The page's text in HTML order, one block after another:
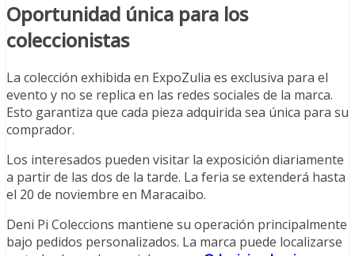
Oportunidad única para los
coleccionistas
La colección exhibida en ExpoZulia es exclusiva para el
evento y no se replica en las redes sociales de la marca.
Esto garantiza que cada pieza adquirida sea única para su
comprador.
Los interesados pueden visitar la exposición diariamente
a partir de las dos de la tarde. La feria se extenderá hasta
el 20 de noviembre en Maracaibo.
Deni Pi Coleccions mantiene su operación principalmente
bajo pedidos personalizados. La marca puede localizarse